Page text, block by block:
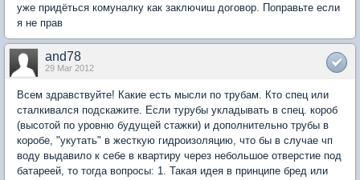
уже придёться комуналку как заключиш договор. Поправьте если
я не прав
and78
29 Mar 2012
Всем здравствуйте! Какие есть мысли по трубам. Кто спец или
сталкивался подскажите. Если турубы укладывать в спец. короб
(высотой по уровню будущей стажки) и дополнительно трубы в
коробе, "укутать" в жесткую гидроизоляцию, что бы в случае чп
воду выдавило к себе в квартиру через небольшое отверстие под
батареей, то тогда вопросы: 1. Такая идея в принципе бред или